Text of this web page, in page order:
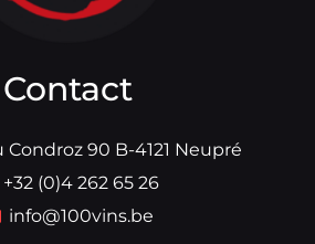
Contact
90 B-4121 Neupré
+32 (0)4 262 65 26
info@100vins.be